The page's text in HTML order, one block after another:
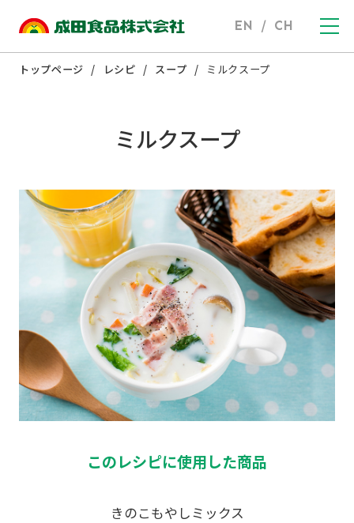
EN / CH
トップページ レシピ スープ ミルクスープ
ミルクスープ
このレシピに使用した商品
きのこもやしミックス